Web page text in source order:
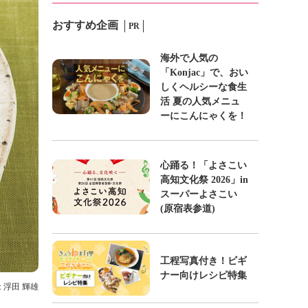
浮田 輝雄
おすすめ企画 PR
海外で人気の
「Konjac」で、おい
しくヘルシーな食生
活 夏の人気メニュ
ーにこんにゃくを！
心踊る！「よさこい
高知文化祭 2026」in
スーパーよさこい
(原宿表参道)
工程写真付き！ビギ
ナー向けレシピ特集